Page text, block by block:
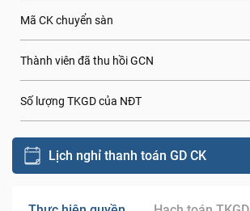
Mã CK chuyển sàn
Thành viên đã thu hồi GCN
Số lượng TKGD của NĐT
Lịch nghỉ thanh toán GD CK